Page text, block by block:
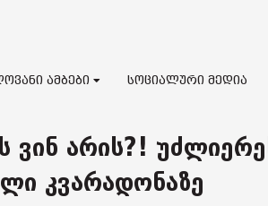
ამბები სოციალური მედია
ვინ არის?!
კვარადონაზე